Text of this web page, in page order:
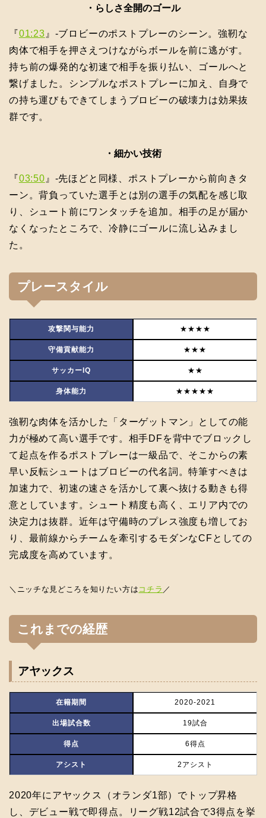
・らしさ全開のゴール
『01:23 』-ブロビーのポストプレーのシーン。強靭な
肉体で相手を押さえつけながらボールを前に逃がす。
持ち前の爆発的な初速で相手を振り払い、ゴールへと
繋げました。シンプルなポストプレーに加え、自身で
の持ち運びもできてしまうブロビーの破壊力は効果抜
群です。
・細かい技術
『03:50 』-先ほどと同様、ポストプレーから前向きタ
ーン。背負っていた選手とは別の選手の気配を感じ取
り、シュート前にワンタッチを追加。相手の足が届か
なくなったところで、冷静にゴールに流し込みまし
た。
プレースタイル
攻撃関与能力 ★★★★
守備貢献能力 ★★★
サッカーIQ ★★
身体能力 ★★★★★
強靭な肉体を活かした「ターゲットマン」としての能
力が極めて高い選手です。相手DFを背中でブロックし
て起点を作るポストプレーは一級品で、そこからの素
早い反転シュートはブロビーの代名詞。特筆すべきは
加速力で、初速の速さを活かして裏へ抜ける動きも得
意としています。シュート精度も高く、エリア内での
決定力は抜群。近年は守備時のプレス強度も増してお
り、最前線からチームを牽引するモダンなCFとしての
完成度を高めています。
＼ニッチな見どころを知りたい方は コチラ ／
これまでの経歴
アヤックス
在籍期間 2020-2021
出場試合数 19試合
得点 6得点
アシスト 2アシスト
2020年にアヤックス（オランダ1部）でトップ昇格
し、デビュー戦で即得点。リーグ戦12試合で3得点を挙